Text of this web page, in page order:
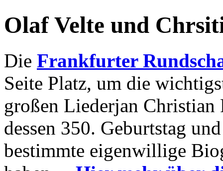
Olaf Velte und
Die Frankfurter
Seite Platz, um die
großen Liederjan Christian
dessen 350. Geburtstag
bestimmte eigenwillige